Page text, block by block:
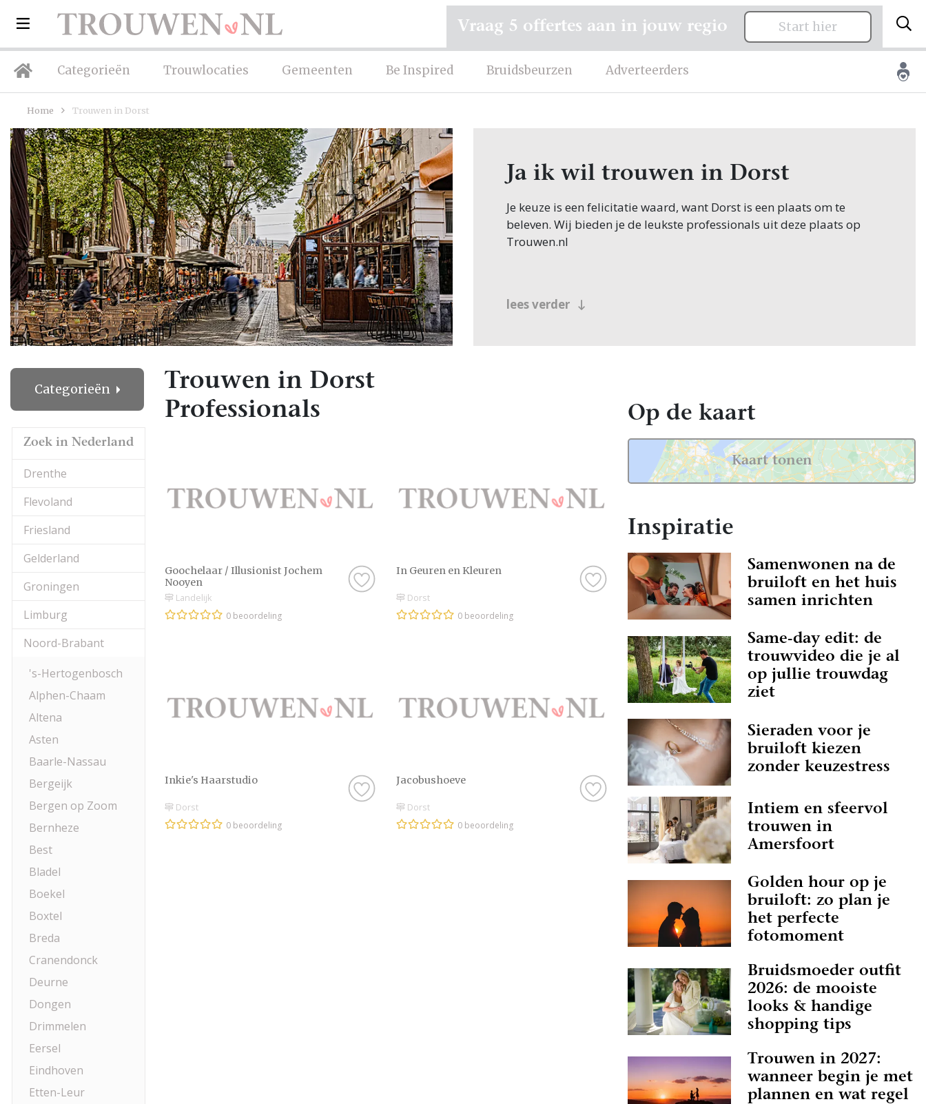
Categorieën Trouwlocaties Gemeenten Be Inspired Bruidsbeurzen Adverteerders
Vraag 5 offertes aan in jouw regio Start hier
Home Trouwen in Dorst
Ja ik wil trouwen in Dorst
Je keuze is een felicitatie waard, want Dorst is een plaats om te
beleven. Wij bieden je de leukste professionals uit deze plaats op
Trouwen.nl
lees verder
Categorieën
Zoek in Nederland
Drenthe
Flevoland
Friesland
Gelderland
Groningen
Limburg
Noord-Brabant
's-Hertogenbosch
Alphen-Chaam
Altena
Asten
Baarle-Nassau
Bergeijk
Bergen op Zoom
Bernheze
Best
Bladel
Boekel
Boxtel
Breda
Cranendonck
Deurne
Dongen
Drimmelen
Eersel
Eindhoven
Etten-Leur
Trouwen in Dorst
Professionals
Goochelaar / Illusionist Jochem
Nooyen
Landelijk
0 beoordeling
In Geuren en Kleuren
Dorst
0 beoordeling
Inkie's Haarstudio
Dorst
0 beoordeling
Jacobushoeve
Dorst
0 beoordeling
Op de kaart
Kaart tonen
Inspiratie
Samenwonen na de
bruiloft en het huis
samen inrichten
Same-day edit: de
trouwvideo die je al
op jullie trouwdag
ziet
Sieraden voor je
bruiloft kiezen
zonder keuzestress
Intiem en sfeervol
trouwen in
Amersfoort
Golden hour op je
bruiloft: zo plan je
het perfecte
fotomoment
Bruidsmoeder outfit
2026: de mooiste
looks & handige
shopping tips
Trouwen in 2027:
wanneer begin je met
plannen en wat regel